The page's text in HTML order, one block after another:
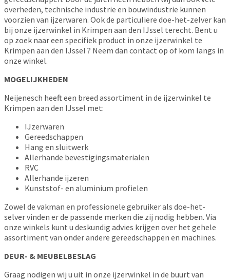
overheden, technische industrie en bouwindustrie kunnen
voorzien van ijzerwaren. Ook de particuliere doe-het-zelver kan
bij onze ijzerwinkel in Krimpen aan den IJssel terecht. Bent u
op zoek naar een specifiek product in onze ijzerwinkel te
Krimpen aan den IJssel ? Neem dan contact op of kom langs in
onze winkel.
MOGELIJKHEDEN
Neijenesch heeft een breed assortiment in de ijzerwinkel te
Krimpen aan den IJssel met:
IJzerwaren
Gereedschappen
Hang en sluitwerk
Allerhande bevestigingsmaterialen
RVC
Allerhande ijzeren
Kunststof- en aluminium profielen
Zowel de vakman en professionele gebruiker als doe-het-
selver vinden er de passende merken die zij nodig hebben. Via
onze winkels kunt u deskundig advies krijgen over het gehele
assortiment van onder andere gereedschappen en machines.
DEUR- & MEUBELBESLAG
Graag nodigen wij u uit in onze ijzerwinkel in de buurt van